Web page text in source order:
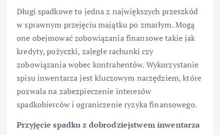
Długi spadkowe to jedna z największych przeszkód
w sprawnym przejęciu majątku po zmarłym. Mogą
one obejmować zobowiązania finansowe takie jak
kredyty, pożyczki, zaległe rachunki czy
zobowiązania wobec kontrahentów. Wykorzystanie
spisu inwentarza jest kluczowym narzędziem, które
pozwala na zabezpieczenie interesów
spadkobierców i ograniczenie ryzyka finansowego.
Przyjęcie spadku z dobrodziejstwem inwentarza